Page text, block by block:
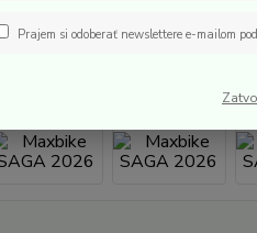
Prajem si odoberať newslettere e-mailom